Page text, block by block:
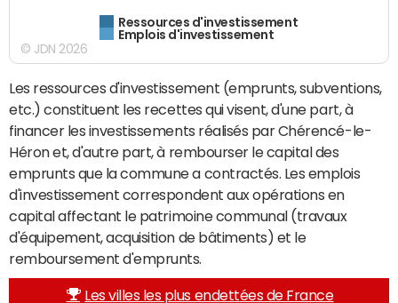
Ressources d'investissement
Emplois d'investissement
© JDN 2026
Les ressources d'investissement (emprunts, subventions,
etc.) constituent les recettes qui visent, d'une part, à
financer les investissements réalisés par Chérencé-le-
Héron et, d'autre part, à rembourser le capital des
emprunts que la commune a contractés. Les emplois
d'investissement correspondent aux opérations en
capital affectant le patrimoine communal (travaux
d'équipement, acquisition de bâtiments) et le
remboursement d'emprunts.
Les villes les plus endettées de France